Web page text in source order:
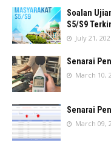
Soalan
S5/S9
July 21,
Senarai
March 10,
Senarai
March 09,